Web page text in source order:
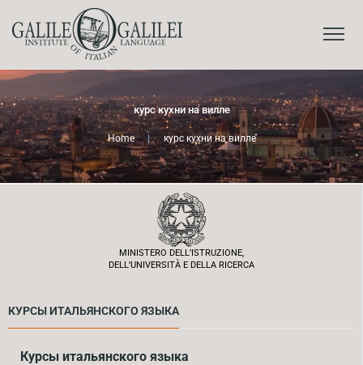
курс кухни на вилле
Home | курс кухни на вилле
MINISTERO DELL’ISTRUZIONE,
DELL’UNIVERSITÀ E DELLA RICERCA
КУРСЫ ИТАЛЬЯНСКОГО ЯЗЫКА
Курсы итальянского языка